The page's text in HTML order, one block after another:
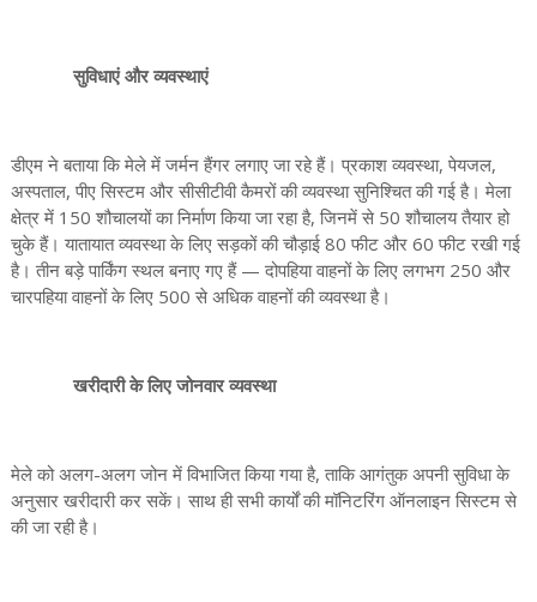
सुविधाएं और व्यवस्थाएं
डीएम ने बताया कि मेले में जर्मन हैंगर लगाए जा रहे हैं। प्रकाश व्यवस्था, पेयजल,
अस्पताल, पीए सिस्टम और सीसीटीवी कैमरों की व्यवस्था सुनिश्चित की गई है। मेला
क्षेत्र में 150 शौचालयों का निर्माण किया जा रहा है, जिनमें से 50 शौचालय तैयार हो
चुके हैं। यातायात व्यवस्था के लिए सड़कों की चौड़ाई 80 फीट और 60 फीट रखी गई
है। तीन बड़े पार्किंग स्थल बनाए गए हैं — दोपहिया वाहनों के लिए लगभग 250 और
चारपहिया वाहनों के लिए 500 से अधिक वाहनों की व्यवस्था है।
खरीदारी के लिए जोनवार व्यवस्था
मेले को अलग-अलग जोन में विभाजित किया गया है, ताकि आगंतुक अपनी सुविधा के
अनुसार खरीदारी कर सकें। साथ ही सभी कार्यों की मॉनिटरिंग ऑनलाइन सिस्टम से
की जा रही है।